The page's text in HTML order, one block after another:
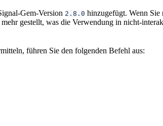
Gem-Version 2.8.0 hinzugefügt. Wenn Sie
gestellt, was die Verwendung in nicht-
führen Sie den folgenden Befehl aus: